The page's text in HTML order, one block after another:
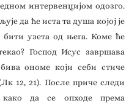
интервенцијом одозго.
да ће иста та душа којој је
узета од њега. Коме ће
Господ Исус завршава
ономе који себи стиче
12, 21). После приче следи
да се опходе према